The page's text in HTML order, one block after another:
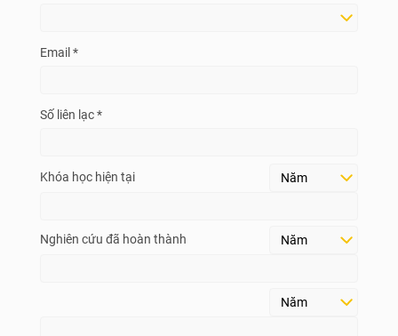
Email *
Số liên lạc *
Khóa học hiện tại
Nghiên cứu đã hoàn thành